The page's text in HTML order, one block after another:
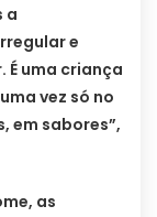
a
e
uma criança
vez só no
em sabores”,
as